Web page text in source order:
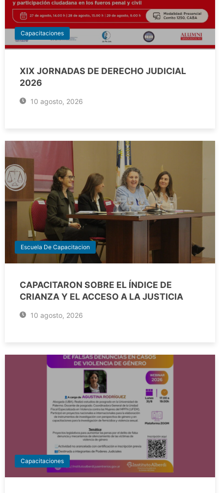
Capacitaciones
XIX JORNADAS DE DERECHO JUDICIAL
2026
10 agosto, 2026
Escuela De Capacitacion
CAPACITARON SOBRE EL ÍNDICE DE
CRIANZA Y EL ACCESO A LA JUSTICIA
10 agosto, 2026
Capacitaciones